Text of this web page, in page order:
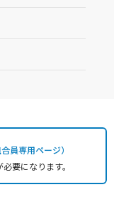
員専用ページ）
要になります。